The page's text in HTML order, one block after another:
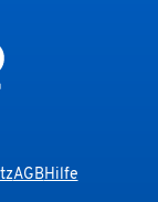
AGBHilfe